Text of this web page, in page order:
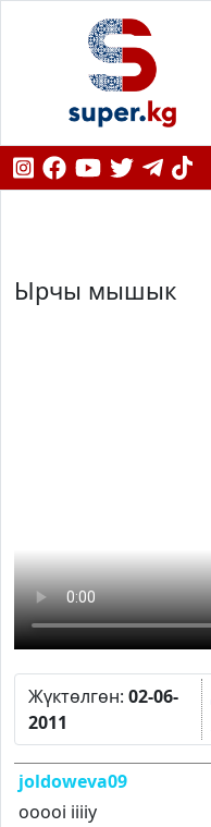
Ырчы мышык
Жүктөлгөн: 02-06-
2011
joldoweva09
ooooi iiiiy